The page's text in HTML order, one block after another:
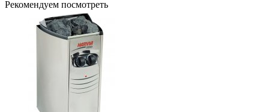
Рекомендуем посмотреть